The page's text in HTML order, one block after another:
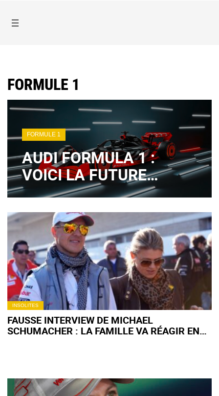
FORMULE 1
FORMULE 1
AUDI FORMULA 1 :
VOICI LA FUTURE
MONOPLACE
ALLEMANDE !
INSOLITES
FAUSSE INTERVIEW DE MICHAEL
SCHUMACHER : LA FAMILLE VA RÉAGIR EN